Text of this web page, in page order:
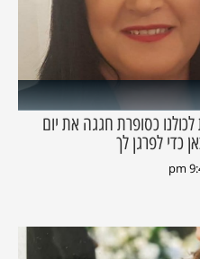
כסופרת חגגה את יום
כדי לפרגן לך